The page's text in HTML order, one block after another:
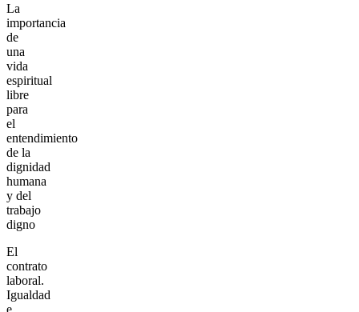
La
importancia
de
una
vida
espiritual
libre
para
el
entendimiento
de la
dignidad
humana
y del
trabajo
digno
El
contrato
laboral.
Igualdad
e